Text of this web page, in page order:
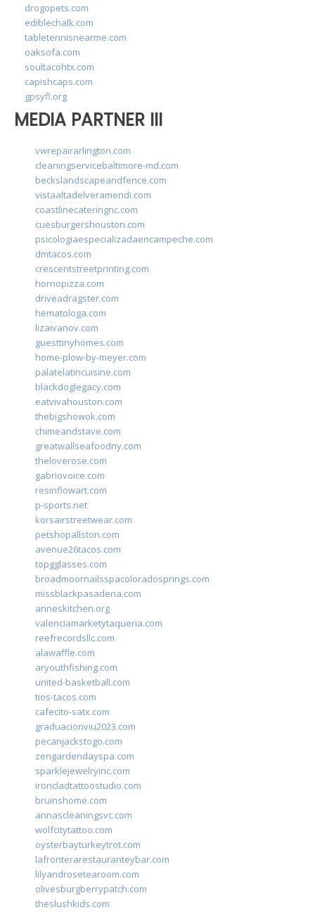
drogopets.com
ediblechalk.com
tabletennisnearme.com
oaksofa.com
soultacohtx.com
capishcaps.com
gpsyfl.org
MEDIA PARTNER III
vwrepairarlington.com
cleaningservicebaltimore-md.com
beckslandscapeandfence.com
vistaaltadelveramendi.com
coastlinecateringnc.com
cuesburgershouston.com
psicologiaespecializadaencampeche.com
dmtacos.com
crescentstreetprinting.com
hornopizza.com
driveadragster.com
hematologa.com
lizaivanov.com
guesttinyhomes.com
home-plow-by-meyer.com
palatelatincuisine.com
blackdoglegacy.com
eatvivahouston.com
thebigshowok.com
chimeandstave.com
greatwallseafoodny.com
theloverose.com
gabriovoice.com
resinflowart.com
p-sports.net
korsairstreetwear.com
petshopallston.com
avenue26tacos.com
topgglasses.com
broadmoornailsspacoloradosprings.com
missblackpasadena.com
anneskitchen.org
valenciamarketytaqueria.com
reefrecordsllc.com
alawaffle.com
aryouthfishing.com
united-basketball.com
tios-tacos.com
cafecito-satx.com
graduacionviu2023.com
pecanjackstogo.com
zengardendayspa.com
sparklejewelryinc.com
ironcladtattoostudio.com
bruinshome.com
annascleaningsvc.com
wolfcitytattoo.com
oysterbayturkeytrot.com
lafronterarestauranteybar.com
lilyandrosetearoom.com
olivesburgberrypatch.com
theslushkids.com